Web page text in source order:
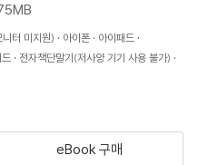
터 미지원) 아이폰
아이패드
전자책단말기(저사양 기기 사용 불가)
eBook 구매